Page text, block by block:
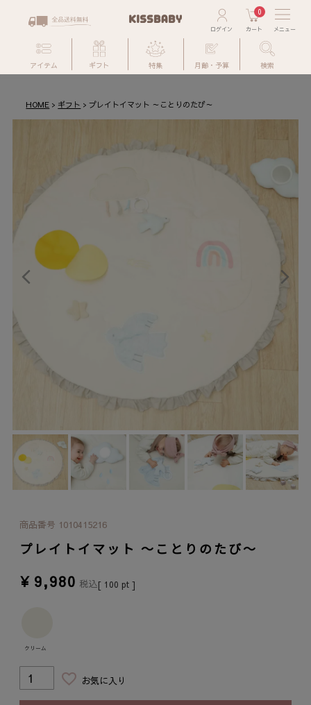
0
アイテム ギフト 特集 月齢・予算 検索
HOME ギフト プレイトイマット ～ことりのたび～
商品番号 1010415216
プレイトイマット ～ことりのたび～
¥ 9,980 税込[ 100 pt ]
クリーム
お気に入り